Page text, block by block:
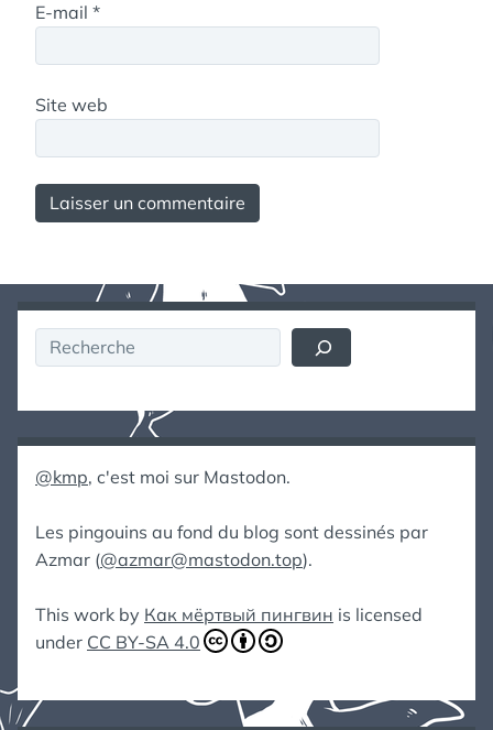
E-mail *
Site web
Rechercher
@kmp, c'est moi sur Mastodon.
Les pingouins au fond du blog sont dessinés par
Azmar (@azmar@mastodon.top).
This work by Как мёртвый пингвин is licensed
under CC BY-SA 4.0